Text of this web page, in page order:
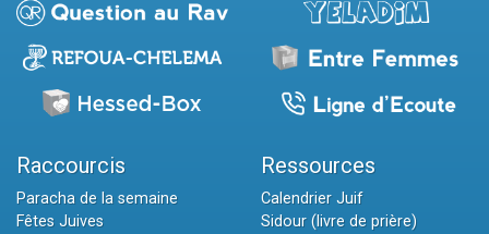
Raccourcis
Paracha de la semaine
Fêtes Juives
Ressources
Calendrier Juif
Sidour (livre de prière)